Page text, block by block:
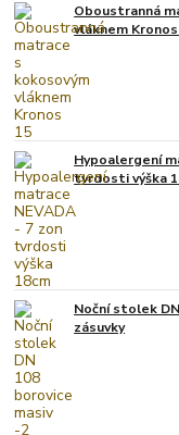
Oboustranná
vláknem
Hypoalergení
tvrdosti výška
Noční stolek
zásuvky